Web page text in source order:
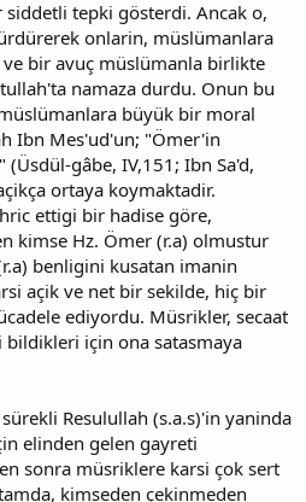
tepki gösterdi. Ancak o,
onlarin, müslümanlara
bir avuç müslümanla birlikte
namaza durdu. Onun bu
büyük bir moral
Ibn Mes'ud'un; "Ömer'in
gâbe, IV,151; Ibn Sa'd,
ortaya koymaktadir.
ettigi bir hadise göre,
kimse Hz. Ömer (r.a) olmustur
benligini kusatan imanin
açik ve net bir sekilde, hiç bir
ediyordu. Müsrikler, secaat
için ona satasmaya
Resulullah (s.a.s)'in yaninda
elinden gelen gayreti
sonra müsriklere karsi çok sert
kimseden çekinmeden